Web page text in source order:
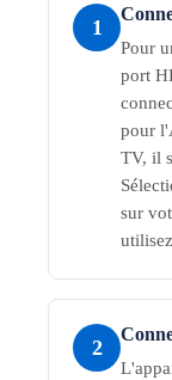
1
Pour
port
pour
TV, il
sur
2